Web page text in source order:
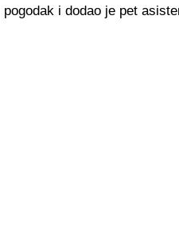
pogodak i dodao je pet